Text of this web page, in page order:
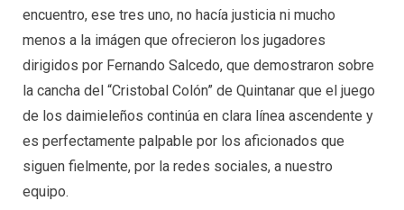
encuentro, ese tres uno, no hacía justicia ni mucho
menos a la imágen que ofrecieron los jugadores
dirigidos por Fernando Salcedo, que demostraron sobre
la cancha del “Cristobal Colón” de Quintanar que el juego
de los daimieleños continúa en clara línea ascendente y
es perfectamente palpable por los aficionados que
siguen fielmente, por la redes sociales, a nuestro
equipo.